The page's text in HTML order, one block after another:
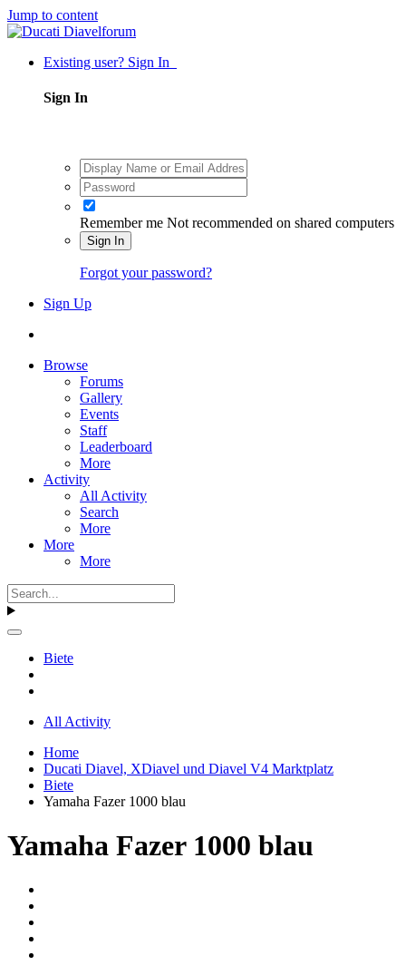
Jump to content
Existing user? Sign In
Sign In
Remember me Not recommended on shared computers
Sign In
Forgot your password?
Sign Up
Browse
Forums
Gallery
Events
Staff
Leaderboard
More
Activity
All Activity
Search
More
More
More
Biete
All Activity
Home
Ducati Diavel, XDiavel und Diavel V4 Marktplatz
Biete
Yamaha Fazer 1000 blau
Yamaha Fazer 1000 blau